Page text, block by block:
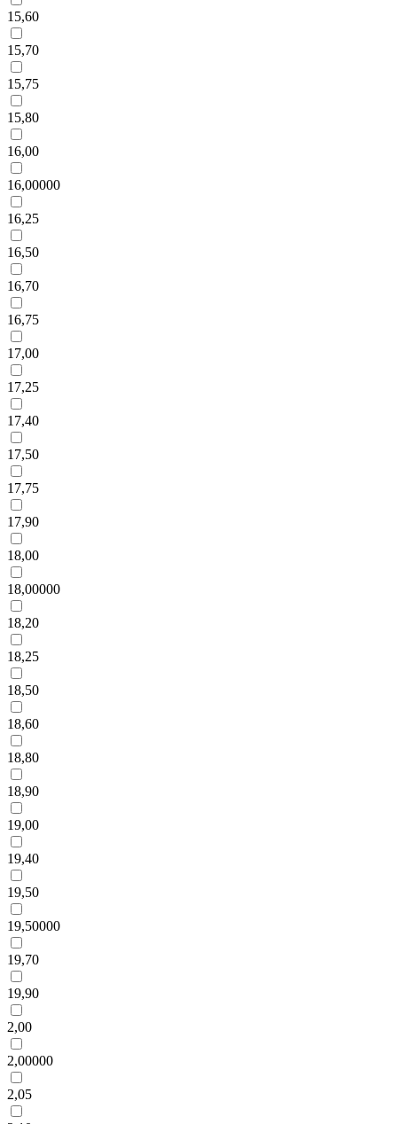
15,60
15,70
15,75
15,80
16,00
16,00000
16,25
16,50
16,70
16,75
17,00
17,25
17,40
17,50
17,75
17,90
18,00
18,00000
18,20
18,25
18,50
18,60
18,80
18,90
19,00
19,40
19,50
19,50000
19,70
19,90
2,00
2,00000
2,05